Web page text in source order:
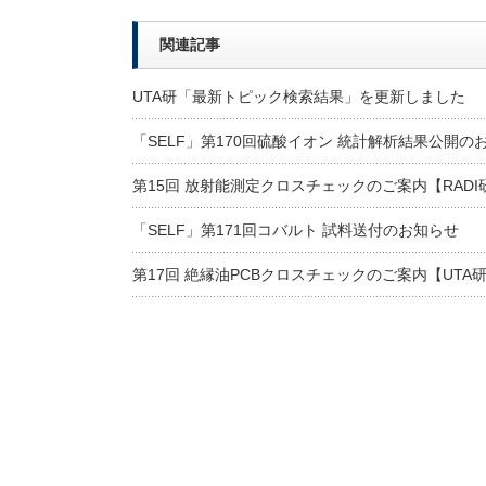
関連記事
UTA研「最新トピック検索結果」を更新しました
「SELF」第170回硫酸イオン 統計解析結果公開の
第15回 放射能測定クロスチェックのご案内【RADI
「SELF」第171回コバルト 試料送付のお知らせ
第17回 絶縁油PCBクロスチェックのご案内【UTA研